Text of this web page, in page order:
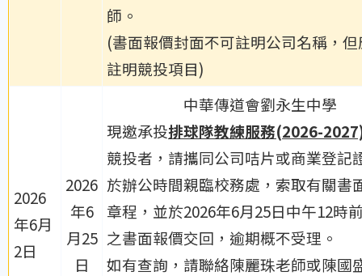
師。
(書面報價封面不可註明公司名稱，
註明競投項目)
2026
年6月
2日
2026
年6
月25
日
中華傳道會劉永生中學
現邀承投排球隊教練服務(2026-
競投者，請攜同公司咭片或商業登記
於辦公時間親臨校務處，索取有關書
章程，並於2026年6月25日中午12時
之書面報價交回，逾期概不受理。
如有查詢，請聯絡陳麗珠老師或陳國